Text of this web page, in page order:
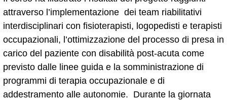
attraverso l’implementazione dei team riabilitativi
interdisciplinari con fisioterapisti, logopedisti e terapisti
occupazionali, l’ottimizzazione del processo di presa in
carico del paziente con disabilità post-acuta come
previsto dalle linee guida e la somministrazione di
programmi di terapia occupazionale e di
addestramento alle autonomie. Durante la giornata